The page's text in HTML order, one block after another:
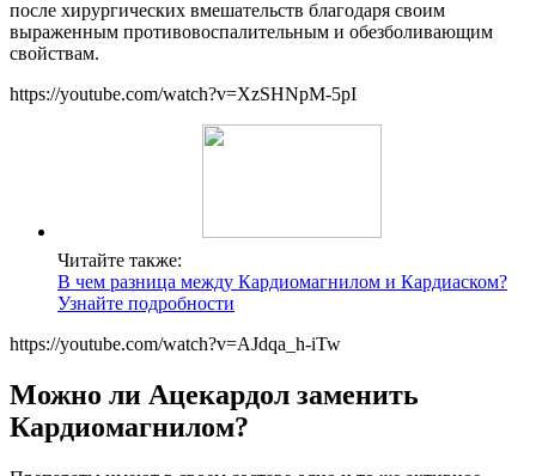
после хирургических вмешательств благодаря своим
выраженным противовоспалительным и обезболивающим
свойствам.
https://youtube.com/watch?v=XzSHNpM-5pI
Читайте также:
В чем разница между Кардиомагнилом и Кардиаском?
Узнайте подробности
https://youtube.com/watch?v=AJdqa_h-iTw
Можно ли Ацекардол заменить
Кардиомагнилом?